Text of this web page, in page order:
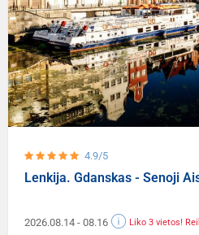
4.9/5
Lenkija. Gdanskas - Senoji
2026.08.14 - 08.16 Liko 3 vietos!